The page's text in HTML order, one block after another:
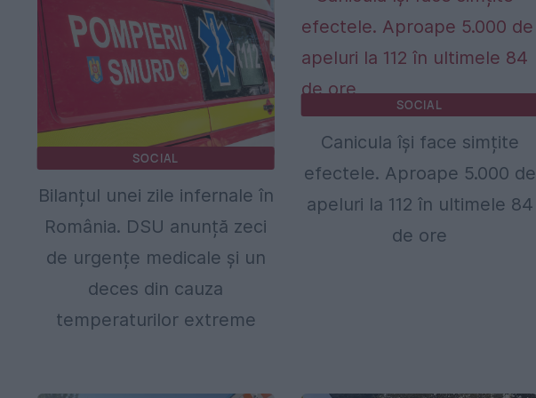
SOCIAL
Bilanțul unei zile infernale în
România. DSU anunță zeci
de urgențe medicale și un
deces din cauza
temperaturilor extreme
SOCIAL
Canicula își face simțite
efectele. Aproape 5.000 de
apeluri la 112 în ultimele 84
de ore